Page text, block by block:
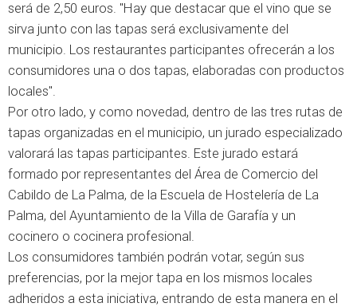
será de 2,50 euros. "Hay que destacar que el vino que se
sirva junto con las tapas será exclusivamente del
municipio. Los restaurantes participantes ofrecerán a los
consumidores una o dos tapas, elaboradas con productos
locales".
Por otro lado, y como novedad, dentro de las tres rutas de
tapas organizadas en el municipio, un jurado especializado
valorará las tapas participantes. Este jurado estará
formado por representantes del Área de Comercio del
Cabildo de La Palma, de la Escuela de Hostelería de La
Palma, del Ayuntamiento de la Villa de Garafía y un
cocinero o cocinera profesional.
Los consumidores también podrán votar, según sus
preferencias, por la mejor tapa en los mismos locales
adheridos a esta iniciativa, entrando de esta manera en el